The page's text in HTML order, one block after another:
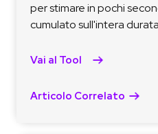
per stimare in pochi
cumulato sull'intera
Vai al Tool
Articolo Correlato